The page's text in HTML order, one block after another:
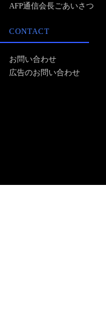
AFP通信会長ごあいさつ
CONTACT
お問い合わせ
広告のお問い合わせ